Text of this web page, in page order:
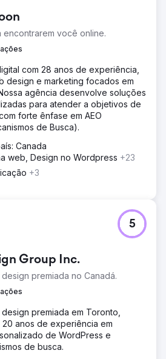
encontrarem você online.
com 28 anos de experiência,
design e marketing focados em
agência desenvolve soluções
para atender a objetivos de
forte ênfase em AEO
de Busca).
Canada
web, Design no Wordpress +23
+3
Group Inc.
premiada no Canadá.
5
premiada em Toronto,
20 anos de experiência em
de WordPress e
de busca.